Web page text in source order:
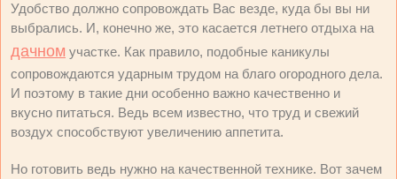
Удобство должно сопровождать Вас везде, куда бы вы ни
выбрались. И, конечно же, это касается летнего отдыха на
дачном участке. Как правило, подобные каникулы
сопровождаются ударным трудом на благо огородного дела.
И поэтому в такие дни особенно важно качественно и
вкусно питаться. Ведь всем известно, что труд и свежий
воздух способствуют увеличению аппетита.
Но готовить ведь нужно на качественной технике. Вот зачем